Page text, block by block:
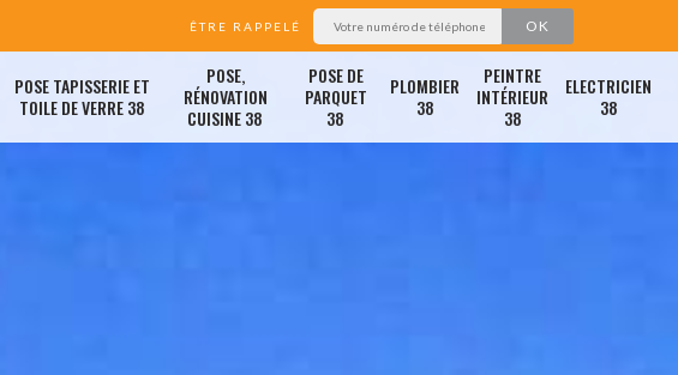
ÊTRE RAPPELÉ
POSE TAPISSERIE ET
TOILE DE VERRE 38
POSE,
RÉNOVATION
CUISINE 38
POSE DE
PARQUET
38
PLOMBIER
38
PEINTRE
INTÉRIEUR
38
ELECTRICIEN
38